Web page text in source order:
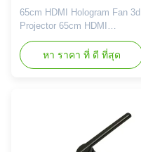
65cm HDMI Hologram Fan 3d
Projector 65cm HDMI
hologram fan 3d projector is
perfect for retail stores,
restaurants, exhibitions, trade
unique and visually stunning
way that will make your brand
stand out from the
หา ราคา ที่ ดี ที่สุด